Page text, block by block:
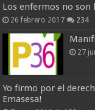
Los enfermos no son
26 febrero 2017 234
27
Yo firmo por el
Emasesa!